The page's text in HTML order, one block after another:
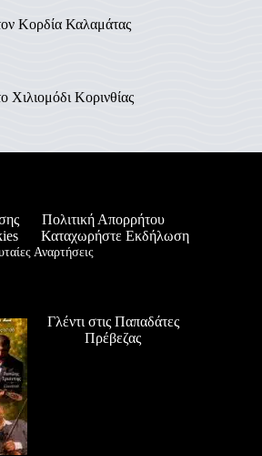
Κορδία Καλαμάτας
Χιλιομόδι Κορινθίας
Πολιτική Απορρήτου
Καταχωρήστε Εκδήλωση
Αναρτήσεις
Γλέντι στις Παπαδάτες
Πρέβεζας